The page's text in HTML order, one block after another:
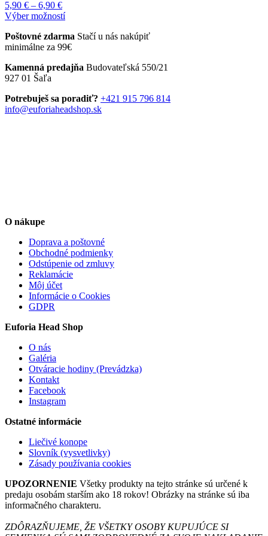
si
vybrať
na
produktu.
5,90 € – 6,90 €Price
range:
through
6,90 €
Výber možnostíTento
má
viacero
Možnosti
vybrať
na
Poštovné zdarma Stačí u nás nakúpiť
minimálne za 99€
Kamenná predajňa Budovateľská 550/21
927 01 Šaľa
Potrebuješ sa poradiť? +421 915 796 814
info@euforiaheadshop.sk
O nákupe
Doprava a poštovné
Obchodné podmienky
Odstúpenie od zmluvy
Reklamácie
Môj účet
Informácie o Cookies
GDPR
Euforia Head Shop
O nás
Galéria
Otváracie hodiny (Prevádzka)
Kontakt
Facebook
Instagram
Ostatné informácie
Liečivé konope
Slovník (vysvetlivky)
Zásady používania cookies
UPOZORNENIE Všetky produkty na tejto stránke sú určené k
predaju osobám starším ako 18 rokov! Obrázky na stránke sú iba
informačného charakteru.
ZDÔRAZŇUJEME, ŽE VŠETKY OSOBY KUPUJÚCE SI